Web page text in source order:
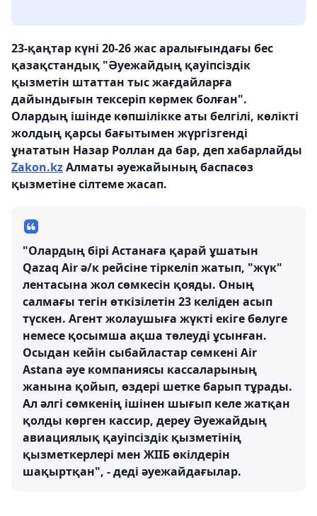
23-қаңтар күні 20-26 жас аралығындағы бес
қазақстандық "Әуежайдың қауіпсіздік
қызметін штаттан тыс жағдайларға
дайындығын тексеріп көрмек болған".
Олардың ішінде көпшілікке аты белгілі, көлікті
жолдың қарсы бағытымен жүргізгенді
ұнататын Назар Роллан да бар, деп хабарлайды
Zakon.kzАлматы әуежайының баспасөз
қызметіне сілтеме жасап.
"Олардың бірі Астанаға қарай ұшатын
Qazaq Air ә/к рейсіне тіркеліп жатып, "жүк"
лентасына жол сөмкесін қояды. Оның
салмағы тегін өткізілетін 23 келіден асып
түскен. Агент жолаушыға жүкті екіге бөлуге
немесе қосымша ақша төлеуді ұсынған.
Осыдан кейін сыбайластар сөмкені Air
Astana әуе компаниясы кассаларының
жанына қойып, өздері шетке барып тұрады.
Ал әлгі сөмкенің ішінен шығып келе жатқан
қолды көрген кассир, дереу Әуежайдың
авиациялық қауіпсіздік қызметінің
қызметкерлері мен ЖІІБ өкілдерін
шақыртқан", - деді әуежайдағылар.